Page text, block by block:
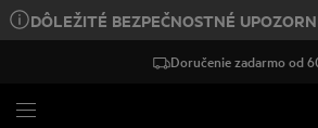
DÔLEŽITÉ BEZPEČNOSTNÉ
Doručenie zadarmo od